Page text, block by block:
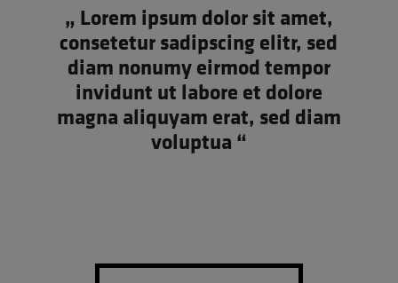
Lorem ipsum dolor sit amet,
consetetur sadipscing elitr, sed
diam nonumy eirmod tempor
invidunt ut labore et dolore
magna aliquyam erat, sed diam
voluptua